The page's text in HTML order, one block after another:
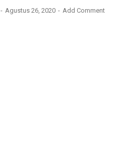
Agustus 26, 2020 Add Comment